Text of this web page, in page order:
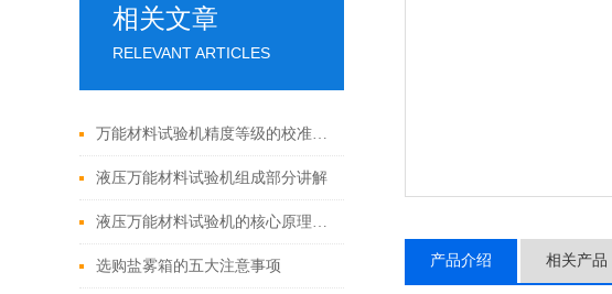
相关文章
RELEVANT ARTICLES
万能材料试验机精度等级的校准方法有哪些？
液压万能材料试验机组成部分讲解
液压万能材料试验机的核心原理是什么？
选购盐雾箱的五大注意事项 产品介绍 相关产品